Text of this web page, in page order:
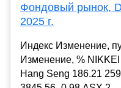
Фондовый рынок,
2025 г.
Индекс Изменение,
Изменение, %
Hang Seng 186.21